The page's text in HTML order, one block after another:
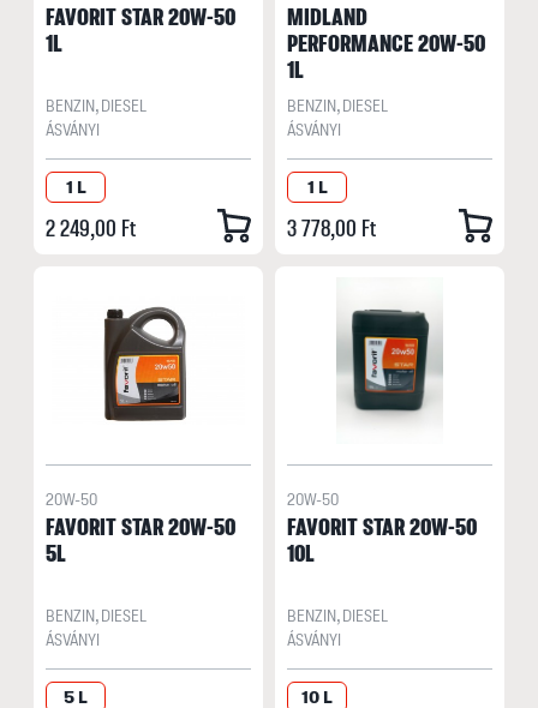
FAVORIT STAR 20W-50
1L
BENZIN, DIESEL
ÁSVÁNYI
1 L
2 249,00 Ft
MIDLAND
PERFORMANCE 20W-50
1L
BENZIN, DIESEL
ÁSVÁNYI
1 L
3 778,00 Ft
20W-50
FAVORIT STAR 20W-50
5L
BENZIN, DIESEL
ÁSVÁNYI
5 L
20W-50
FAVORIT STAR 20W-50
10L
BENZIN, DIESEL
ÁSVÁNYI
10 L